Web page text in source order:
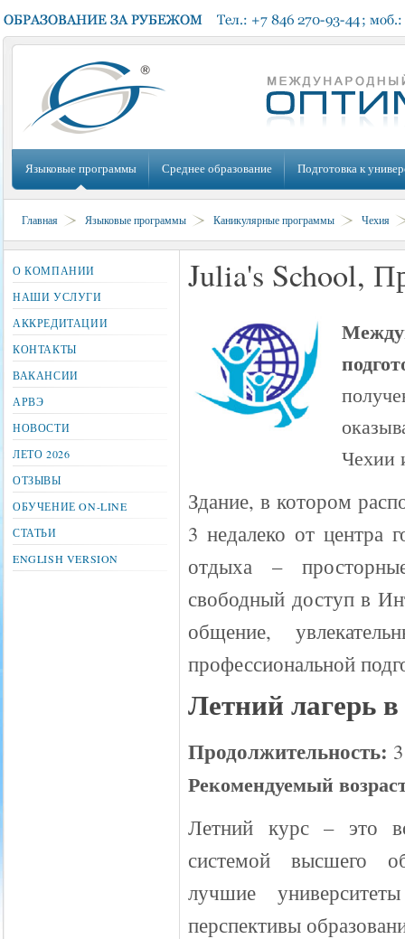
Языковые программы Среднее образование Подготовка к
Главная Языковые программы Каникулярные программы Чехия
Julia's School,
Чехии
Здание, в котором
3 недалеко от центра
отдыха –
свободный доступ в
общение,
профессиональной
Летний лагерь
Продолжительность:
Рекомендуемый
Летний курс – это
системой высшего
лучшие
перспективы
О КОМПАНИИ
НАШИ УСЛУГИ
АККРЕДИТАЦИИ
КОНТАКТЫ
ВАКАНСИИ
АРВЭ
НОВОСТИ
ЛЕТО 2026
ОТЗЫВЫ
ОБУЧЕНИЕ ON-LINE
СТАТЬИ
ENGLISH VERSION